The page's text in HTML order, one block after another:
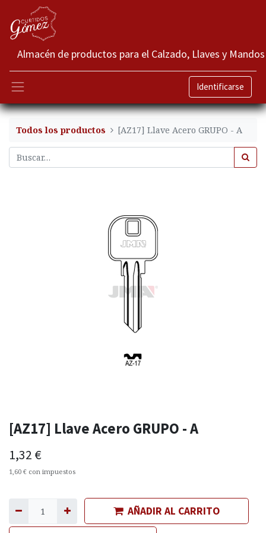
Almacén de productos para el Calzado, Llaves y Mandos
Identificarse
Todos los productos [AZ17] Llave Acero GRUPO - A
[AZ17] Llave Acero GRUPO - A
1,32 €
1,60 € con impuestos
AÑADIR AL CARRITO